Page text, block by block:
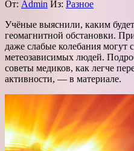
От: Admin Из: Разное
Учёные выяснили, каким
геомагнитной обстановки.
даже слабые колебания могут
метеозависимых людей.
советы медиков, как легче
активности, — в материале.